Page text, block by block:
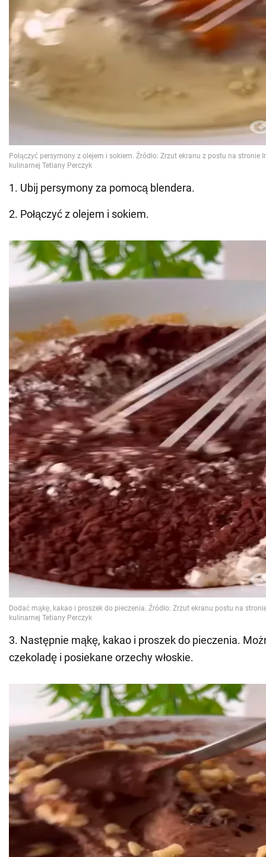
1. Ubij persymony za pomocą blendera.
2. Połączyć z olejem i sokiem.
3. Następnie mąkę, kakao i proszek do pieczenia.
czekoladę i posiekane orzechy włoskie.